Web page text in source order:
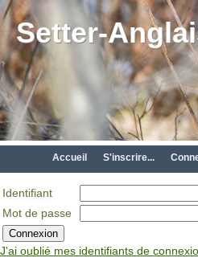
Setter-
Accueil S'inscrire...
Identifiant
Mot de passe
J'ai oublié mes identifiants de